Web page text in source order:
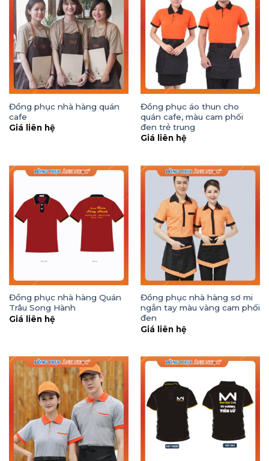
Đồng phục nhà hàng quán
cafe
Giá liên hệ
Đồng phục áo thun cho
quán cafe, màu cam phối
đen trẻ trung
Giá liên hệ
Đồng phục nhà hàng Quán
Trâu Song Hành
Giá liên hệ
Đồng phục nhà hàng sơ mi
ngắn tay màu vàng cam phối
đen
Giá liên hệ